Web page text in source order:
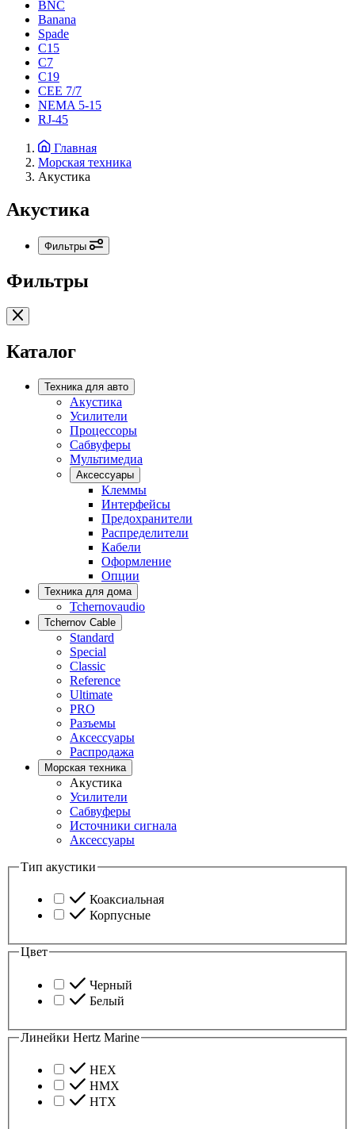
BNC
Banana
Spade
C15
С7
C19
CEE 7/7
NEMA 5-15
RJ-45
Главная
Морская техника
Акустика
Акустика
Фильтры
Фильтры
Каталог
Техника для авто
Акустика
Усилители
Процессоры
Сабвуферы
Мультимедиа
Аксессуары
Клеммы
Интерфейсы
Предохранители
Распределители
Кабели
Оформление
Опции
Техника для дома
Tchernovaudio
Tchernov Cable
Standard
Special
Classic
Reference
Ultimate
PRO
Разъемы
Аксессуары
Распродажа
Морская техника
Акустика
Усилители
Сабвуферы
Источники сигнала
Аксессуары
Тип акустики
Коаксиальная
Корпусные
Цвет
Черный
Белый
Линейки Hertz Marine
HEX
HMX
HTX